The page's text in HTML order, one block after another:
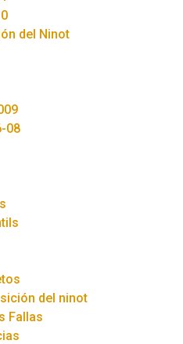
del Ninot
08
del ninot
Fallas